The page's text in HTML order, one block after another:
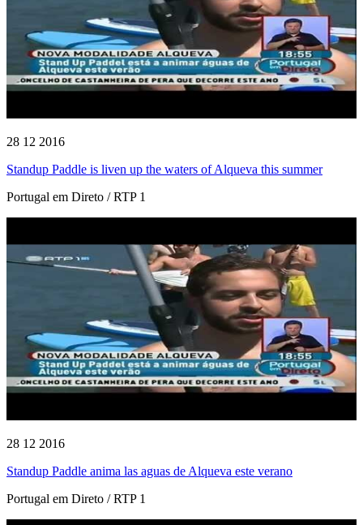
28 12 2016
Standup Paddle is liven up the waters of Alqueva this summer
Portugal em Direto / RTP 1
28 12 2016
Standup Paddle anima las aguas de Alqueva este verano
Portugal em Direto / RTP 1